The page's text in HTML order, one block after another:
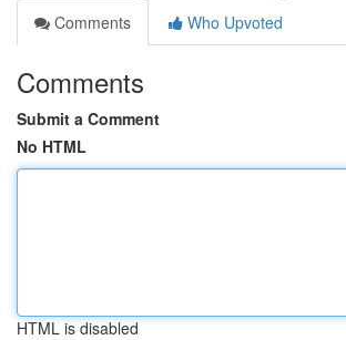
Comments
Who Upvoted
Comments
Submit a Comment
No HTML
HTML is disabled